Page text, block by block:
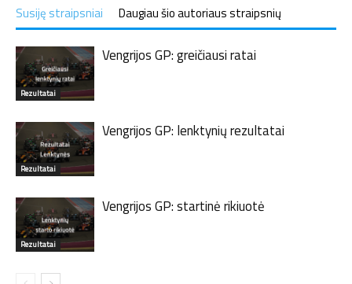
Susiję straipsniai Daugiau šio autoriaus straipsnių
Rezultatai
Vengrijos GP: greičiausi ratai
Rezultatai
Vengrijos GP: lenktynių rezultatai
Rezultatai
Vengrijos GP: startinė rikiuotė